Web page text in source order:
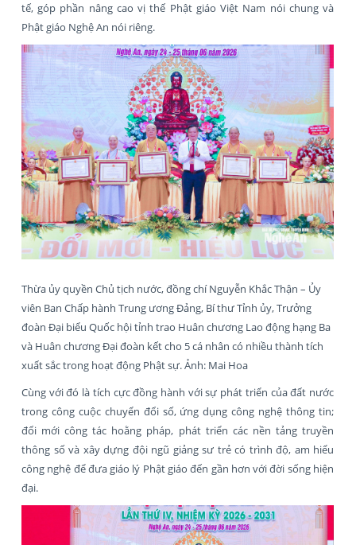
tế, góp phần nâng cao vị thế Phật giáo Việt Nam nói chung và
Phật giáo Nghệ An nói riêng.
Thừa ủy quyền Chủ tịch nước, đồng chí Nguyễn Khắc Thận – Ủy
viên Ban Chấp hành Trung ương Đảng, Bí thư Tỉnh ủy, Trưởng
đoàn Đại biểu Quốc hội tỉnh trao Huân chương Lao động hạng Ba
và Huân chương Đại đoàn kết cho 5 cá nhân có nhiều thành tích
xuất sắc trong hoạt động Phật sự. Ảnh: Mai Hoa
Cùng với đó là tích cực đồng hành với sự phát triển của đất nước
trong công cuộc chuyển đổi số, ứng dụng công nghệ thông tin;
đổi mới công tác hoằng pháp, phát triển các nền tảng truyền
thông số và xây dựng đội ngũ giảng sư trẻ có trình độ, am hiểu
công nghệ để đưa giáo lý Phật giáo đến gần hơn với đời sống hiện
đại.